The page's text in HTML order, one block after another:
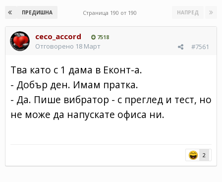
ПРЕДИШНА НАПРЕД
Страница 190 от 190
ceco_accord 7518
#7561
Отговорено 18 Март
Тва като с 1 дама в Еконт-а.
- Добър ден. Имам пратка.
- Да. Пише вибратор - с преглед и тест, но
не може да напускате офиса ни.
2